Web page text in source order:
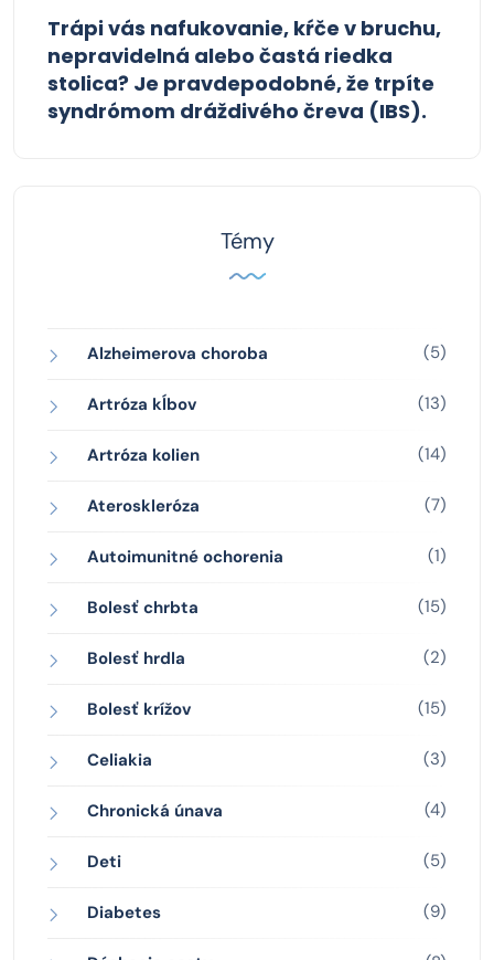
Trápi vás nafukovanie, kŕče v bruchu,
nepravidelná alebo častá riedka
stolica? Je pravdepodobné, že trpíte
syndrómom dráždivého čreva (IBS).
Témy
Alzheimerova choroba (5)
Artróza kĺbov (13)
Artróza kolien (14)
Ateroskleróza (7)
Autoimunitné ochorenia (1)
Bolesť chrbta (15)
Bolesť hrdla (2)
Bolesť krížov (15)
Celiakia (3)
Chronická únava (4)
Deti (5)
Diabetes (9)